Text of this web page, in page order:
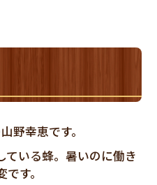
野幸恵です。
ている蜂。暑いのに働き
す。